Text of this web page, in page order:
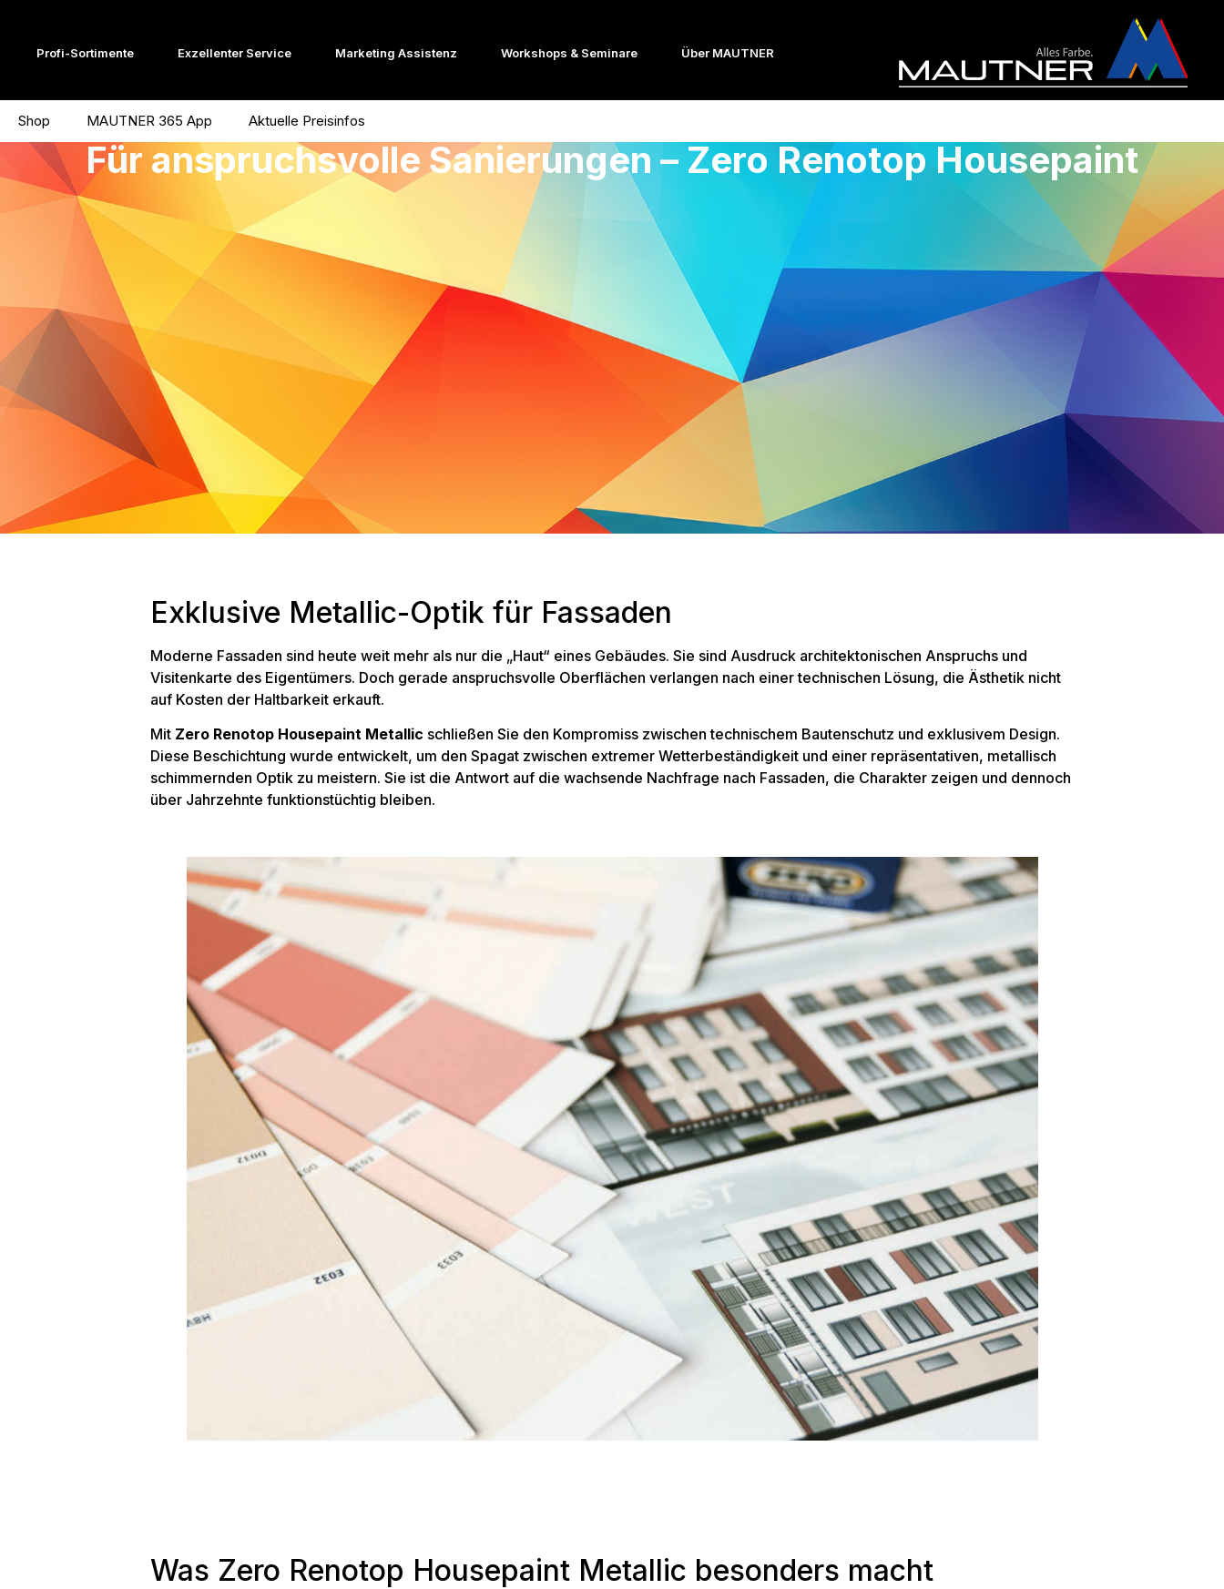
Profi-Sortimente Exzellenter Service Marketing Assistenz Workshops & Seminare Über MAUTNER
Shop MAUTNER 365 App Aktuelle Preisinfos
Für anspruchsvolle Sanierungen – Zero Renotop Housepaint
Exklusive Metallic-Optik für Fassaden
Moderne Fassaden sind heute weit mehr als nur die „Haut“ eines Gebäudes. Sie sind Ausdruck architektonischen Anspruchs und
Visitenkarte des Eigentümers. Doch gerade anspruchsvolle Oberflächen verlangen nach einer technischen Lösung, die Ästhetik nicht
auf Kosten der Haltbarkeit erkauft.
Mit Zero Renotop Housepaint Metallic schließen Sie den Kompromiss zwischen technischem Bautenschutz und exklusivem Design.
Diese Beschichtung wurde entwickelt, um den Spagat zwischen extremer Wetterbeständigkeit und einer repräsentativen, metallisch
schimmernden Optik zu meistern. Sie ist die Antwort auf die wachsende Nachfrage nach Fassaden, die Charakter zeigen und dennoch
über Jahrzehnte funktionstüchtig bleiben.
Was Zero Renotop Housepaint Metallic besonders macht